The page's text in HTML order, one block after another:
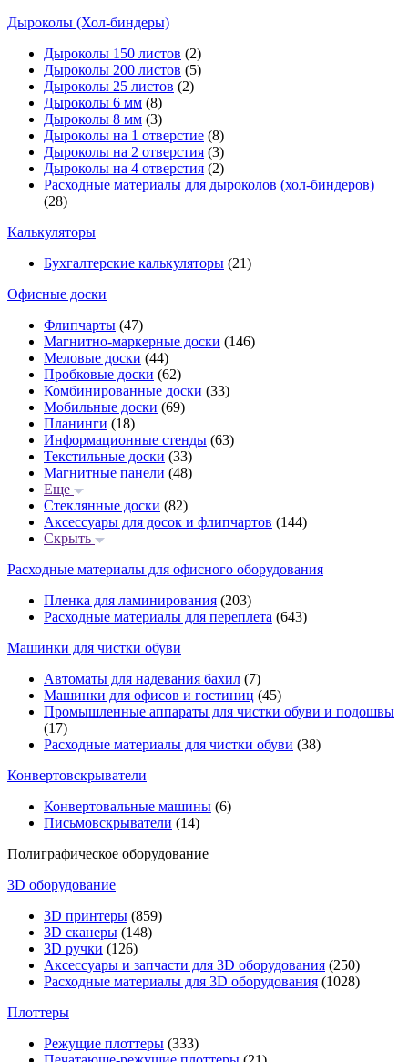
Дыроколы (Хол-биндеры)
Дыроколы 150 листов (2)
Дыроколы 200 листов (5)
Дыроколы 25 листов (2)
Дыроколы 6 мм (8)
Дыроколы 8 мм (3)
Дыроколы на 1 отверстие (8)
Дыроколы на 2 отверстия (3)
Дыроколы на 4 отверстия (2)
Расходные материалы для дыроколов (хол-биндеров)
(28)
Калькуляторы
Бухгалтерские калькуляторы (21)
Офисные доски
Флипчарты (47)
Магнитно-маркерные доски (146)
Меловые доски (44)
Пробковые доски (62)
Комбинированные доски (33)
Мобильные доски (69)
Планинги (18)
Информационные стенды (63)
Текстильные доски (33)
Магнитные панели (48)
Еще
Стеклянные доски (82)
Аксессуары для досок и флипчартов (144)
Скрыть
Расходные материалы для офисного оборудования
Пленка для ламинирования (203)
Расходные материалы для переплета (643)
Машинки для чистки обуви
Автоматы для надевания бахил (7)
Машинки для офисов и гостиниц (45)
Промышленные аппараты для чистки обуви и подошвы
(17)
Расходные материалы для чистки обуви (38)
Конвертовскрыватели
Конвертовальные машины (6)
Письмовскрыватели (14)
Полиграфическое оборудование
3D оборудование
3D принтеры (859)
3D сканеры (148)
3D ручки (126)
Аксессуары и запчасти для 3D оборудования (250)
Расходные материалы для 3D оборудования (1028)
Плоттеры
Режущие плоттеры (333)